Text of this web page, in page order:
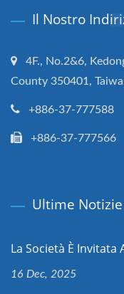
Il Nostro
4F., No.2&6,
County 350401,
+886-37-777588
+886-37-777566
Ultime Notizie
La Società È Invitata
16 Dec, 2025